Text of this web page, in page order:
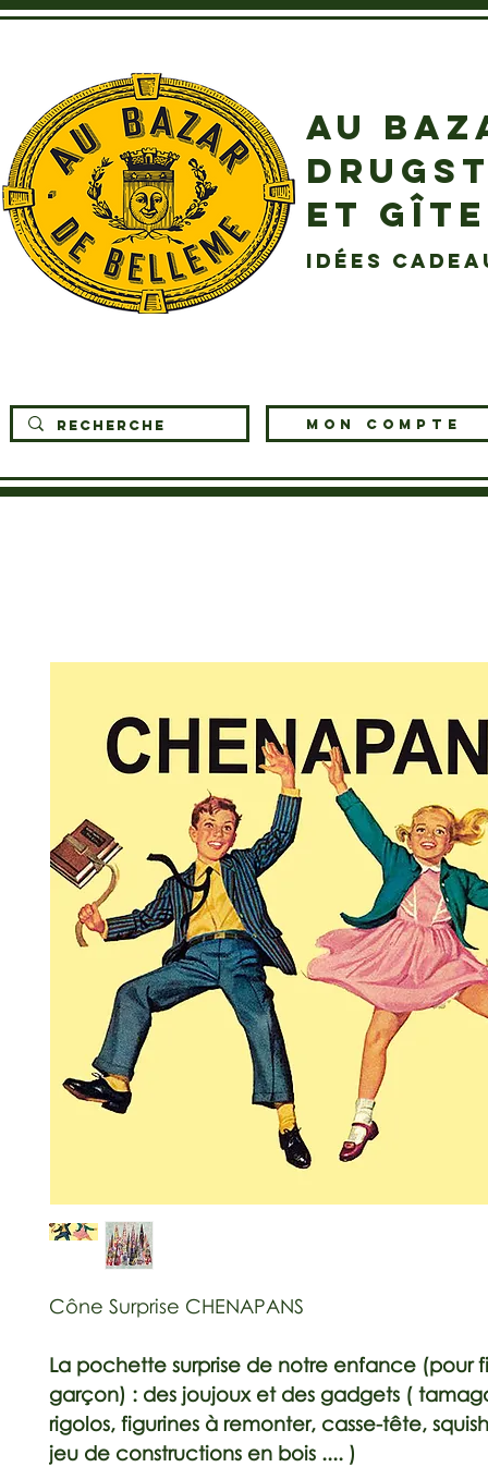
AU
ET
idées
MON COMPTE
Cône Surprise CHENAPANS
La pochette surprise de notre enfance (pour
garçon) : des joujoux et des gadgets (
rigolos, figurines à remonter, casse-tête,
jeu de constructions en bois .... )